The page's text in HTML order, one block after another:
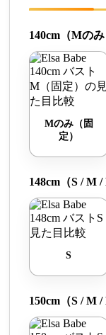
140cm（Mのみ
Mのみ（固
定）
148cm（S / M /
S
150cm（S / M